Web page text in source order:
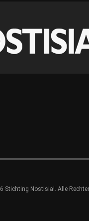
Stichting Nostisia!. Alle